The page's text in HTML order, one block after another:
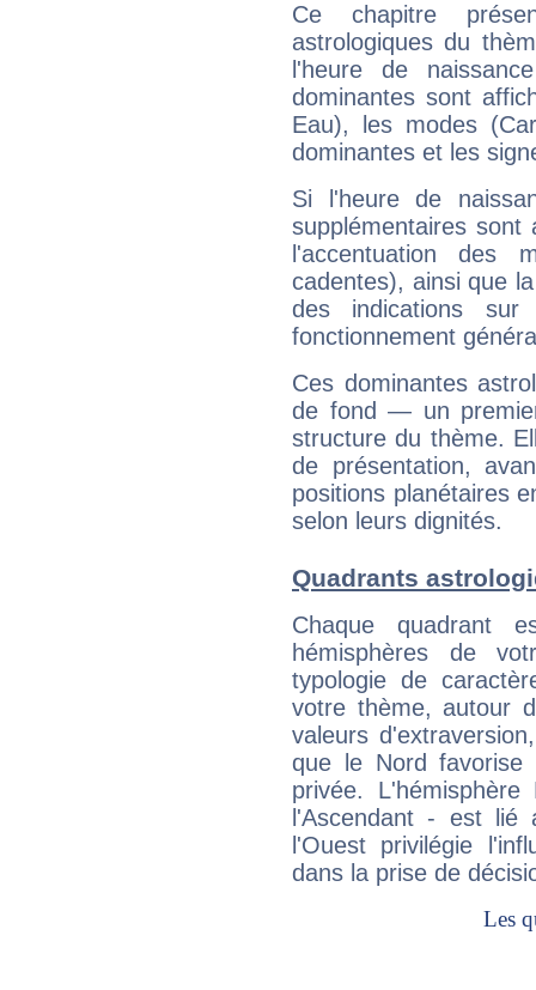
Ce chapitre
astrologiques du
l'heure de
dominantes sont
Eau), les modes
dominantes et les
Si l'heure de
supplémentaires sont
l'accentuation des
cadentes), ainsi que
des indications sur
fonctionnement
Ces dominantes
de fond — un
structure du thème.
de présentation,
positions planétaires
selon leurs dignités.
Quadrants
Chaque quadrant
hémisphères de
typologie de
votre thème, autour
valeurs
que le Nord favorise
privée.
l'Ascendant - est
l'Ouest privilégie
dans la prise de